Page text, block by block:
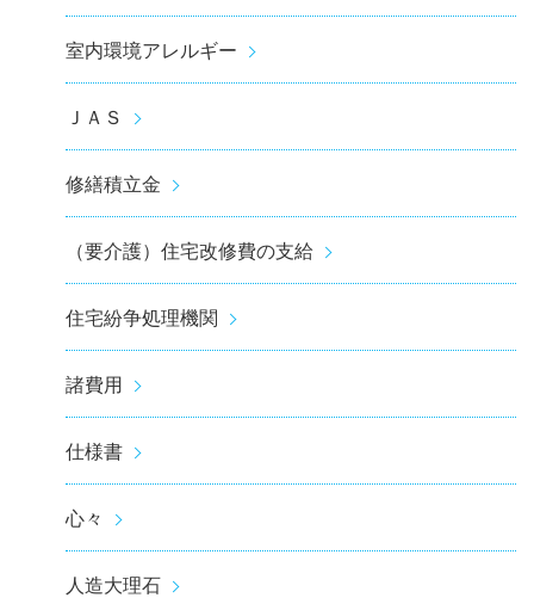
室内環境アレルギー
ＪＡＳ
修繕積立金
（要介護）住宅改修費の支給
住宅紛争処理機関
諸費用
仕様書
心々
人造大理石